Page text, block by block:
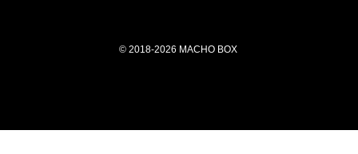
© 2018-2026 MACHO BOX